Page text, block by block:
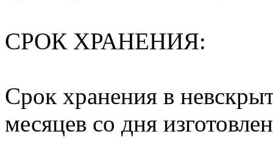
СРОК ХРАНЕНИЯ:
Срок хранения в
месяцев со дня